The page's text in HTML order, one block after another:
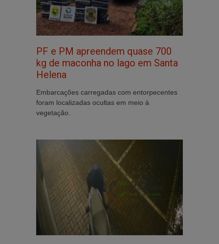
PF e PM apreendem quase 700
kg de maconha no lago em Santa
Helena
Embarcações carregadas com entorpecentes
foram localizadas ocultas em meio à
vegetação.